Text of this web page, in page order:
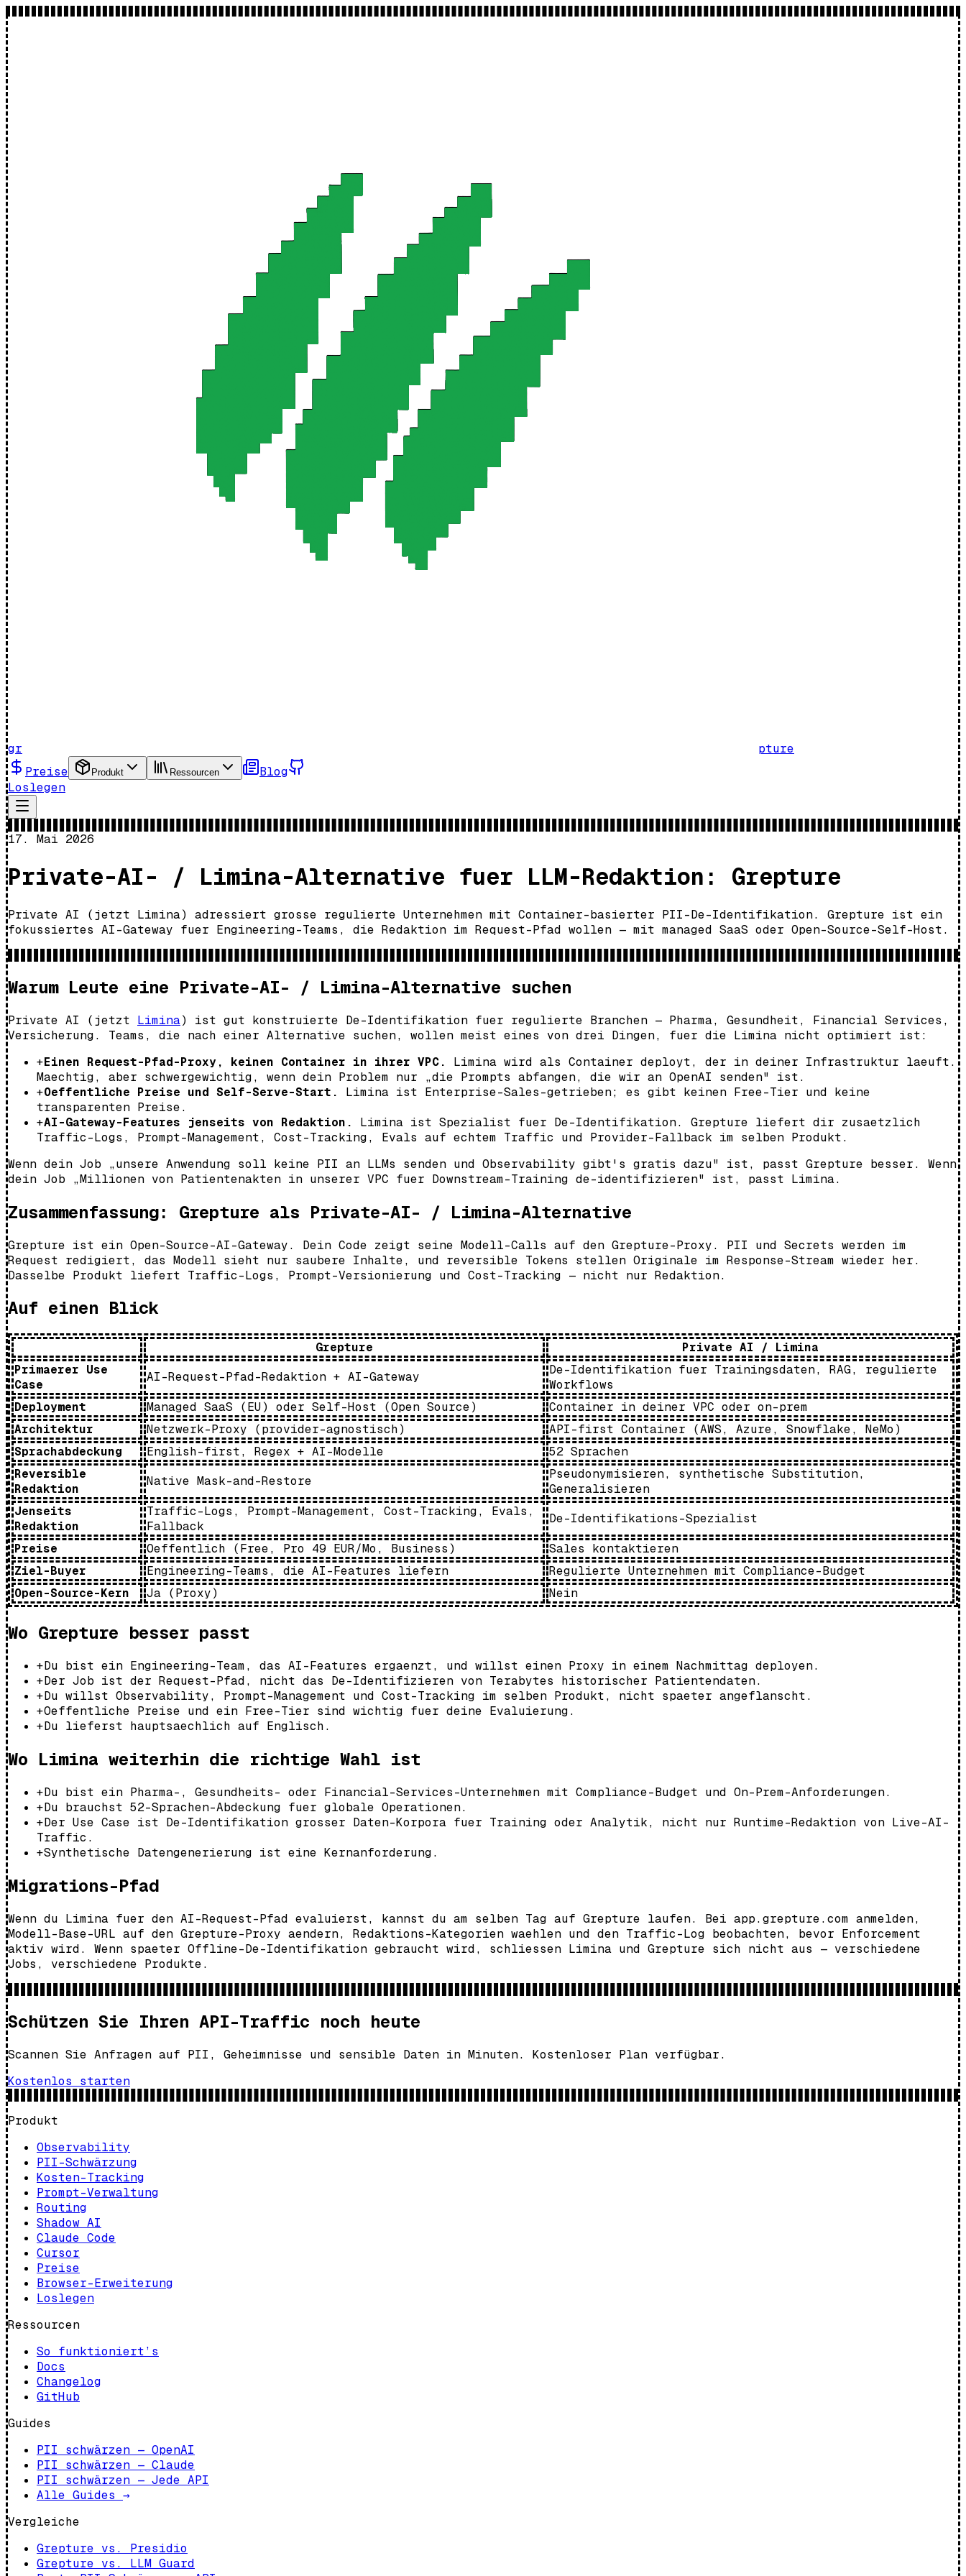
gr
pture
Preise
Produkt Ressourcen
Blog
Loslegen
17. Mai 2026
Private-AI- / Limina-Alternative fuer LLM-Redaktion: Grepture
Private AI (jetzt Limina) adressiert grosse regulierte Unternehmen mit Container-basierter PII-De-Identifikation. Grepture ist ein
fokussiertes AI-Gateway fuer Engineering-Teams, die Redaktion im Request-Pfad wollen — mit managed SaaS oder Open-Source-Self-Host.
Warum Leute eine Private-AI- / Limina-Alternative suchen
Private AI (jetzt Limina) ist gut konstruierte De-Identifikation fuer regulierte Branchen — Pharma, Gesundheit, Financial Services,
Versicherung. Teams, die nach einer Alternative suchen, wollen meist eines von drei Dingen, fuer die Limina nicht optimiert ist:
+Einen Request-Pfad-Proxy, keinen Container in ihrer VPC.
Limina wird als Container deployt, der in deiner Infrastruktur laeuft.
Maechtig, aber schwergewichtig, wenn dein Problem nur „die Prompts abfangen, die wir an OpenAI senden" ist.
+Oeffentliche Preise und Self-Serve-Start.
Limina ist Enterprise-Sales-getrieben; es gibt keinen Free-Tier und keine
transparenten Preise.
+AI-Gateway-Features jenseits von Redaktion.
Limina ist Spezialist fuer De-Identifikation. Grepture liefert dir zusaetzlich
Traffic-Logs, Prompt-Management, Cost-Tracking, Evals auf echtem Traffic und Provider-Fallback im selben Produkt.
Wenn dein Job „unsere Anwendung soll keine PII an LLMs senden und Observability gibt's gratis dazu" ist, passt Grepture besser. Wenn
dein Job „Millionen von Patientenakten in unserer VPC fuer Downstream-Training de-identifizieren" ist, passt Limina.
Zusammenfassung: Grepture als Private-AI- / Limina-Alternative
Grepture ist ein Open-Source-AI-Gateway. Dein Code zeigt seine Modell-Calls auf den Grepture-Proxy. PII und Secrets werden im
Request redigiert, das Modell sieht nur saubere Inhalte, und reversible Tokens stellen Originale im Response-Stream wieder her.
Dasselbe Produkt liefert Traffic-Logs, Prompt-Versionierung und Cost-Tracking — nicht nur Redaktion.
Auf einen Blick
Grepture
Private AI / Limina
Primaerer Use
Case
AI-Request-Pfad-Redaktion + AI-Gateway
De-Identifikation fuer Trainingsdaten, RAG, regulierte
Workflows
Deployment
Managed SaaS (EU) oder Self-Host (Open Source)
Container in deiner VPC oder on-prem
Architektur
Netzwerk-Proxy (provider-agnostisch)
API-first Container (AWS, Azure, Snowflake, NeMo)
Sprachabdeckung
English-first, Regex + AI-Modelle
52 Sprachen
Reversible
Redaktion
Native Mask-and-Restore
Pseudonymisieren, synthetische Substitution,
Generalisieren
Jenseits
Redaktion
Traffic-Logs, Prompt-Management, Cost-Tracking, Evals,
Fallback
De-Identifikations-Spezialist
Preise
Oeffentlich (Free, Pro 49 EUR/Mo, Business)
Sales kontaktieren
Ziel-Buyer
Engineering-Teams, die AI-Features liefern
Regulierte Unternehmen mit Compliance-Budget
Open-Source-Kern
Ja (Proxy) Nein
Wo Grepture besser passt
+Du bist ein Engineering-Team, das AI-Features ergaenzt, und willst einen Proxy in einem Nachmittag deployen.
+Der Job ist der Request-Pfad, nicht das De-Identifizieren von Terabytes historischer Patientendaten.
+Du willst Observability, Prompt-Management und Cost-Tracking im selben Produkt, nicht spaeter angeflanscht.
+Oeffentliche Preise und ein Free-Tier sind wichtig fuer deine Evaluierung.
+Du lieferst hauptsaechlich auf Englisch.
Wo Limina weiterhin die richtige Wahl ist
+Du bist ein Pharma-, Gesundheits- oder Financial-Services-Unternehmen mit Compliance-Budget und On-Prem-Anforderungen.
+Du brauchst 52-Sprachen-Abdeckung fuer globale Operationen.
+Der Use Case ist De-Identifikation grosser Daten-Korpora fuer Training oder Analytik, nicht nur Runtime-Redaktion von Live-AI-
Traffic.
+Synthetische Datengenerierung ist eine Kernanforderung.
Migrations-Pfad
Wenn du Limina fuer den AI-Request-Pfad evaluierst, kannst du am selben Tag auf Grepture laufen. Bei app.grepture.com anmelden,
Modell-Base-URL auf den Grepture-Proxy aendern, Redaktions-Kategorien waehlen und den Traffic-Log beobachten, bevor Enforcement
aktiv wird. Wenn spaeter Offline-De-Identifikation gebraucht wird, schliessen Limina und Grepture sich nicht aus — verschiedene
Jobs, verschiedene Produkte.
Schützen Sie Ihren API-Traffic noch heute
Scannen Sie Anfragen auf PII, Geheimnisse und sensible Daten in Minuten. Kostenloser Plan verfügbar.
Kostenlos starten
Produkt
Observability
PII-Schwärzung
Kosten-Tracking
Prompt-Verwaltung
Routing
Shadow AI
Claude Code
Cursor
Preise
Browser-Erweiterung
Loslegen
Ressourcen
So funktioniert’s
Docs
Changelog
GitHub
Guides
PII schwärzen — OpenAI
PII schwärzen — Claude
PII schwärzen — Jede API
Alle Guides →
Vergleiche
Grepture vs. Presidio
Grepture vs. LLM Guard